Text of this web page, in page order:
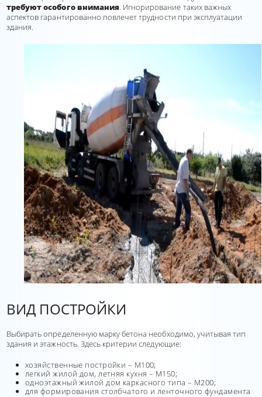
требуют особого внимания. Игнорирование таких важных
аспектов гарантированно повлечет трудности при эксплуатации
здания.
ВИД ПОСТРОЙКИ
Выбирать определенную марку бетона необходимо, учитывая тип
здания и этажность. Здесь критерии следующие:
хозяйственные постройки – М100;
легкий жилой дом, летняя кухня – М150;
одноэтажный жилой дом каркасного типа – М200;
для формирования столбчатого и ленточного фундамента